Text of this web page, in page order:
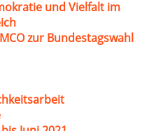
und Vielfalt im
zur Bundestagswahl